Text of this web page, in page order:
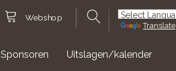
Webshop
Powered by
Translate
Sponsoren Uitslagen/kalender